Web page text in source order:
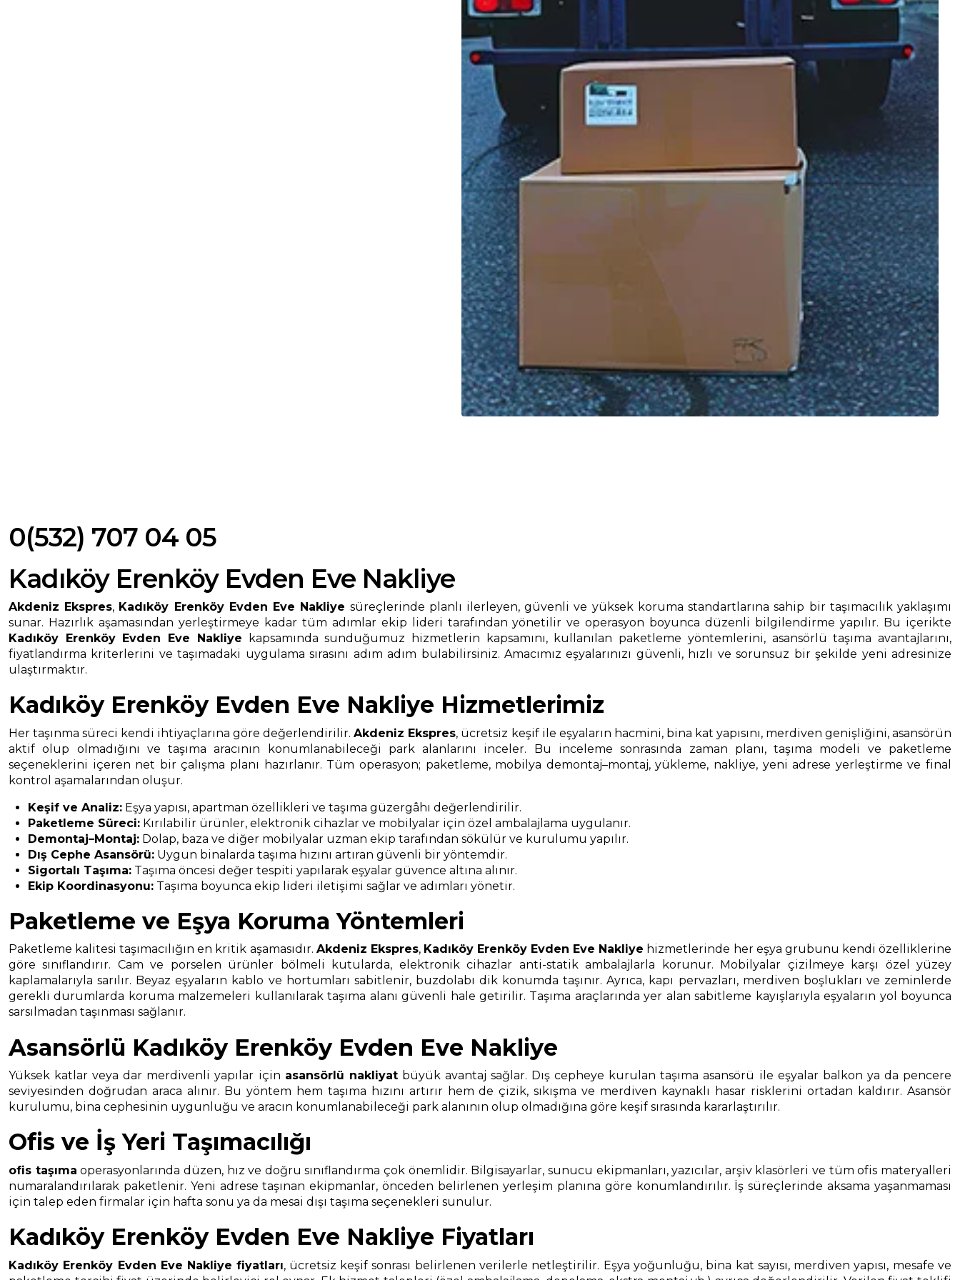
0(532) 707 04 05
Kadıköy Erenköy Evden Eve Nakliye
Akdeniz Ekspres, Kadıköy Erenköy Evden Eve Nakliye süreçlerinde planlı ilerleyen, güvenli ve yüksek koruma standartlarına sahip bir taşımacılık yaklaşımı
sunar. Hazırlık aşamasından yerleştirmeye kadar tüm adımlar ekip lideri tarafından yönetilir ve operasyon boyunca düzenli bilgilendirme yapılır. Bu içerikte
Kadıköy Erenköy Evden Eve Nakliye kapsamında sunduğumuz hizmetlerin kapsamını, kullanılan paketleme yöntemlerini, asansörlü taşıma avantajlarını,
fiyatlandırma kriterlerini ve taşımadaki uygulama sırasını adım adım bulabilirsiniz. Amacımız eşyalarınızı güvenli, hızlı ve sorunsuz bir şekilde yeni adresinize
ulaştırmaktır.
Kadıköy Erenköy Evden Eve Nakliye Hizmetlerimiz
Her taşınma süreci kendi ihtiyaçlarına göre değerlendirilir.Akdeniz Ekspres, ücretsiz keşif ile eşyaların hacmini, bina kat yapısını, merdiven genişliğini, asansörün
aktif olup olmadığını ve taşıma aracının konumlanabileceği park alanlarını inceler. Bu inceleme sonrasında zaman planı, taşıma modeli ve paketleme
seçeneklerini içeren net bir çalışma planı hazırlanır. Tüm operasyon; paketleme, mobilya demontaj–montaj, yükleme, nakliye, yeni adrese yerleştirme ve final
kontrol aşamalarından oluşur.
Keşif ve Analiz: Eşya yapısı, apartman özellikleri ve taşıma güzergâhı değerlendirilir.
Paketleme Süreci: Kırılabilir ürünler, elektronik cihazlar ve mobilyalar için özel ambalajlama uygulanır.
Demontaj–Montaj: Dolap, baza ve diğer mobilyalar uzman ekip tarafından sökülür ve kurulumu yapılır.
Dış Cephe Asansörü: Uygun binalarda taşıma hızını artıran güvenli bir yöntemdir.
Sigortalı Taşıma: Taşıma öncesi değer tespiti yapılarak eşyalar güvence altına alınır.
Ekip Koordinasyonu: Taşıma boyunca ekip lideri iletişimi sağlar ve adımları yönetir.
Paketleme ve Eşya Koruma Yöntemleri
Paketleme kalitesi taşımacılığın en kritik aşamasıdır. Akdeniz Ekspres, Kadıköy Erenköy Evden Eve Nakliye hizmetlerinde her eşya grubunu kendi özelliklerine
göre sınıflandırır. Cam ve porselen ürünler bölmeli kutularda, elektronik cihazlar anti-statik ambalajlarla korunur. Mobilyalar çizilmeye karşı özel yüzey
kaplamalarıyla sarılır. Beyaz eşyaların kablo ve hortumları sabitlenir, buzdolabı dik konumda taşınır. Ayrıca, kapı pervazları, merdiven boşlukları ve zeminlerde
gerekli durumlarda koruma malzemeleri kullanılarak taşıma alanı güvenli hale getirilir. Taşıma araçlarında yer alan sabitleme kayışlarıyla eşyaların yol boyunca
sarsılmadan taşınması sağlanır.
Asansörlü Kadıköy Erenköy Evden Eve Nakliye
Yüksek katlar veya dar merdivenli yapılar için asansörlü nakliyatbüyük avantaj sağlar. Dış cepheye kurulan taşıma asansörü ile eşyalar balkon ya da pencere
seviyesinden doğrudan araca alınır. Bu yöntem hem taşıma hızını artırır hem de çizik, sıkışma ve merdiven kaynaklı hasar risklerini ortadan kaldırır. Asansör
kurulumu, bina cephesinin uygunluğu ve aracın konumlanabileceği park alanının olup olmadığına göre keşif sırasında kararlaştırılır.
Ofis ve İş Yeri Taşımacılığı
ofis taşıma operasyonlarında düzen, hız ve doğru sınıflandırma çok önemlidir. Bilgisayarlar, sunucu ekipmanları, yazıcılar, arşiv klasörleri ve tüm ofis materyalleri
numaralandırılarak paketlenir. Yeni adrese taşınan ekipmanlar, önceden belirlenen yerleşim planına göre konumlandırılır. İş süreçlerinde aksama yaşanmaması
için talep eden firmalar için hafta sonu ya da mesai dışı taşıma seçenekleri sunulur.
Kadıköy Erenköy Evden Eve Nakliye Fiyatları
Kadıköy Erenköy Evden Eve Nakliye fiyatları, ücretsiz keşif sonrası belirlenen verilerle netleştirilir. Eşya yoğunluğu, bina kat sayısı, merdiven yapısı, mesafe ve